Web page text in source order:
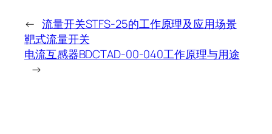
← 流量开关STFS-25的工作原理及应用场景
靶式流量开关
电流互感器BDCTAD-00-040工作原理与用途
→